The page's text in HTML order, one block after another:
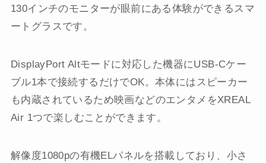
130インチのモニターが眼前にある体験ができるスマ
ートグラスです。
DisplayPort Altモードに対応した機器にUSB-Cケー
ブル1本で接続するだけでOK。本体にはスピーカー
も内蔵されているため映画などのエンタメをXREAL
Air 1つで楽しむことができます。
解像度1080pの有機ELパネルを搭載しており、小さ